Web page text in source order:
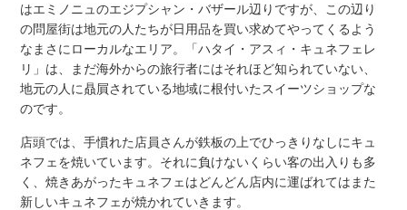
はエミノニュのエジプシャン・バザール辺りですが、この辺り
の問屋街は地元の人たちが日用品を買い求めてやってくるよう
なまさにローカルなエリア。「ハタイ・アスィ・キュネフェレ
リ」は、まだ海外からの旅行者にはそれほど知られていない、
地元の人に贔屓されている地域に根付いたスイーツショップな
のです。
店頭では、手慣れた店員さんが鉄板の上でひっきりなしにキュ
ネフェを焼いています。それに負けないくらい客の出入りも多
く、焼きあがったキュネフェはどんどん店内に運ばれてはまた
新しいキュネフェが焼かれていきます。